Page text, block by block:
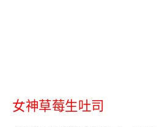
女神草莓生吐司